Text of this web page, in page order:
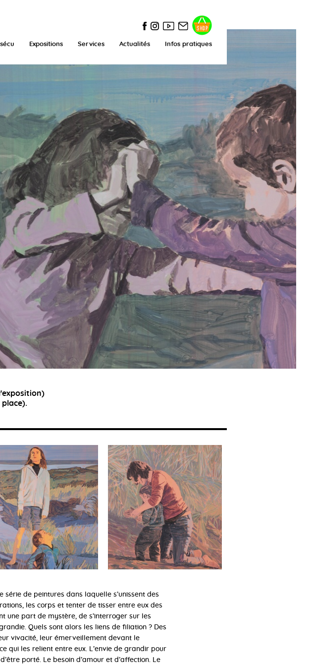
Expositions Services Actualités Infos pratiques
série de peintures dans laquelle s’unissent des
les corps et tenter de tisser entre eux des
une part de mystère, de s’interroger sur les
Quels sont alors les liens de filiation ? Des
vivacité, leur émerveillement devant le
qui les relient entre eux. L’envie de grandir pour
porté. Le besoin d’amour et d’affection. Le